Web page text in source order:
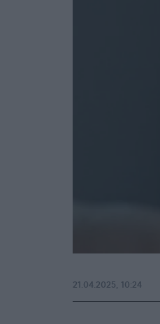
21.04.2025, 10:24